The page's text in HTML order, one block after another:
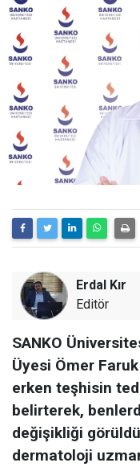
Erdal Kır
Editör
SANKO
Üyesi Ömer
erken teşhisin
belirterek,
değişikliği
dermatoloji